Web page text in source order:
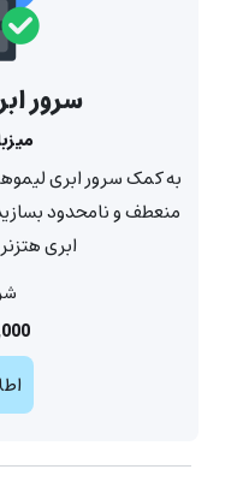
سرور
به کمک سرور ابری
منعطف و نامحدود
ابری